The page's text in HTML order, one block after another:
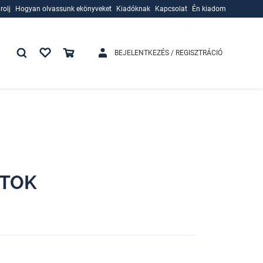
Hogyan olvassunk ekönyveket
Kiadóknak
Kapcsolat Én kiadom
BEJELENTKEZÉS / REGISZTRÁCIÓ